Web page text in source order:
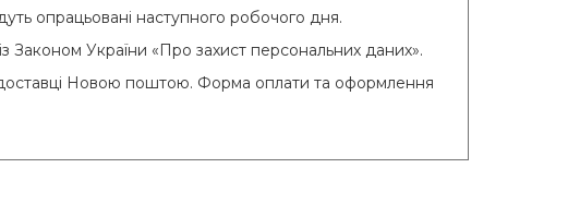
опрацьовані наступного робочого дня.
Законом України «Про захист персональних даних».
доставці Новою поштою. Форма оплати та оформлення